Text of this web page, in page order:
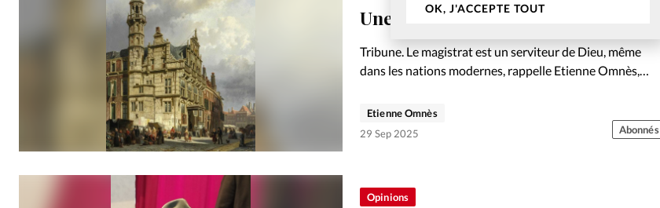
OK, J'ACCEPTE TOUT
Une nation sous le regard de Jésus
Tribune. Le magistrat est un serviteur de Dieu, même
dans les nations modernes, rappelle Etienne Omnès,
chrétienté, fidèle aux commandements divins, innovante
et loin…
Etienne Omnès
29 Sep 2025
Abonnés
Opinions